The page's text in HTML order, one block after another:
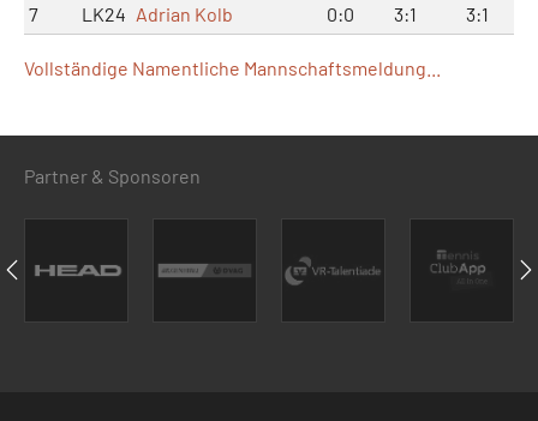
7 LK24 Adrian Kolb 0:0 3:1 3:1
Vollständige Namentliche Mannschaftsmeldung...
Partner & Sponsoren